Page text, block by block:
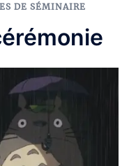
DE SÉMINAIRE